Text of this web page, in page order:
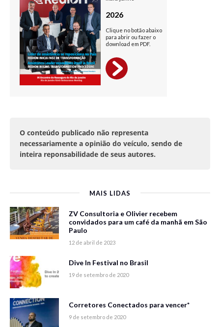
O conteúdo publicado não representa
necessariamente a opinião do veículo, sendo de
inteira reponsabilidade de seus autores.
MAIS LIDAS
ZV Consultoria e Olivier recebem
convidados para um café da manhã em São
Paulo
12 de abril de 2023
Dive In Festival no Brasil
19 de setembro de 2020
Corretores Conectados para vencer*
9 de setembro de 2020